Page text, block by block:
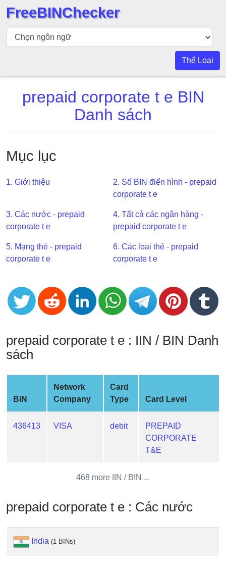
Kiểm
tra
BIN
API
Generator
Checker
v2
BIN
CC
Generator
Banks
Credit
Validator
Credit
Generator
Random
Credit
Card
Credit
Card
Checker
Service
FreeBINChecker
Thể Loại
prepaid corporate t e BIN
Danh sách
Mục lục
1. Giới thiệu
2. Số BIN điển hình - prepaid
corporate t e
3. Các nước - prepaid
corporate t e
4. Tất cả các ngân hàng -
prepaid corporate t e
5. Mạng thẻ - prepaid
corporate t e
6. Các loại thẻ - prepaid
corporate t e
prepaid corporate t e : IIN / BIN Danh
sách
BIN
Network
Company
Card
Type
Card Level
436413 VISA debit
PREPAID
CORPORATE
T&E
468 more IIN / BIN ...
prepaid corporate t e : Các nước
India (1 BINs)